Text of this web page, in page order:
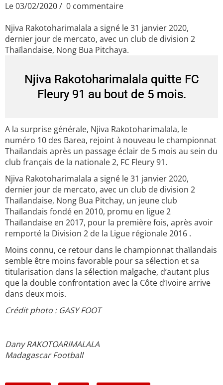
Le 03/02/2020
0 commentaire
Njiva Rakotoharimalala a signé le 31 janvier 2020,
dernier jour de mercato, avec un club de division 2
Thaïlandaise, Nong Bua Pitchaya.
Njiva Rakotoharimalala quitte FC
Fleury 91 au bout de 5 mois.
A la surprise générale, Njiva Rakotoharimalala, le
numéro 10 des Barea, rejoint à nouveau le championnat
Thaïlandais après un passage éclair de 5 mois au sein du
club français de la nationale 2, FC Fleury 91.
Njiva Rakotoharimalala a signé le 31 janvier 2020,
dernier jour de mercato, avec un club de division 2
Thaïlandaise, Nong Bua Pitchay, un jeune club
Thaïlandais fondé en 2010, promu en ligue 2
Thaïlandaise en 2017, pour la première fois, après avoir
remporté la Division 2 de la Ligue régionale 2016 .
Moins connu, ce retour dans le championnat thaïlandais
semble être moins favorable pour sa sélection et sa
titularisation dans la sélection malgache, d’autant plus
que la double confrontation avec la Côte d’Ivoire arrive
dans deux mois.
Crédit photo : GASY FOOT
Dany RAKOTOARIMALALA
Madagascar Football